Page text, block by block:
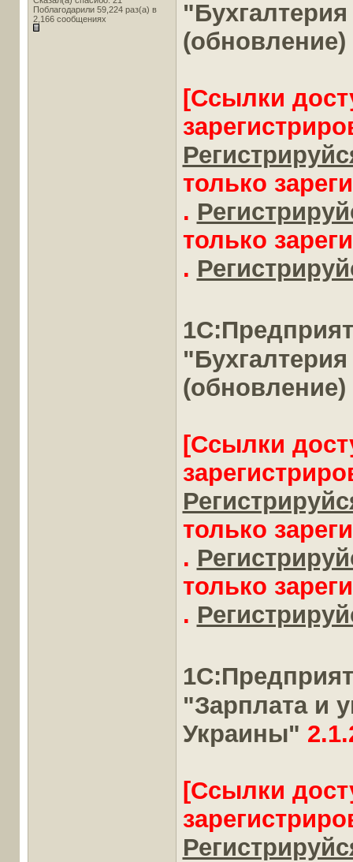
Поблагодарили 59,224 раз(а) в
2,166 сообщениях
[Ссылки
только
.
только
.
[Ссылки
только
.
только
.
"Зарплата и
Украины"
[Ссылки